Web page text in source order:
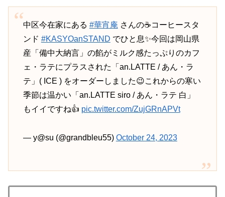
中区今在家にある #華宵庵 さんの☕️コーヒースタ
ンド #KASYOanSTAND でひと息✨今回は岡山県
産「備中大納言」の餡がミルク感たっぷりのカフ
ェ・ラテにプラスされた「an.LATTE / あん・ラ
テ」( ICE ) をオーダーしました😉これからの寒い
季節は温かい「an.LATTE siro / あん・ラテ 白」
もイイですね👍 pic.twitter.com/ZujGRnAPVt
— y@su (@grandbleu55) October 24, 2023